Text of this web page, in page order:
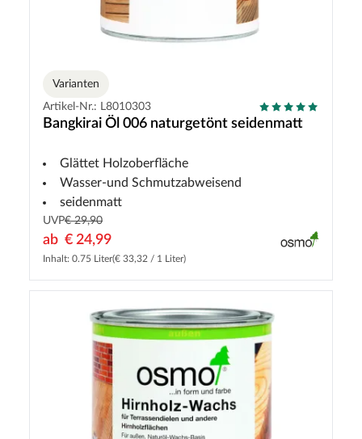
Varianten
Artikel-Nr.: L8010303
Bangkirai Öl 006 naturgetönt seidenmatt
Glättet Holzoberfläche
Wasser-und Schmutzabweisend
seidenmatt
UVP€ 29,90
ab € 24,99
Inhalt: 0.75 Liter(€ 33,32 / 1 Liter)